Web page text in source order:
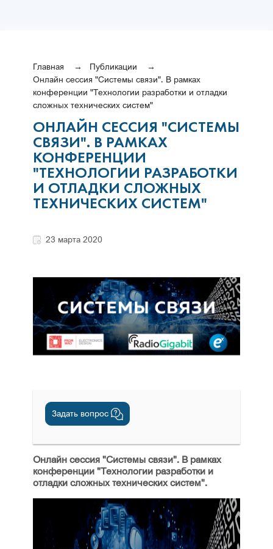
Главная
Публикации
Онлайн сессия "Системы связи". В рамках
конференции "Технологии разработки и отладки
сложных технических систем"
ОНЛАЙН СЕССИЯ "СИСТЕМЫ
СВЯЗИ". В РАМКАХ
КОНФЕРЕНЦИИ
"ТЕХНОЛОГИИ РАЗРАБОТКИ
И ОТЛАДКИ СЛОЖНЫХ
ТЕХНИЧЕСКИХ СИСТЕМ"
23 марта 2020
Онлайн сессия "Системы связи". В рамках
конференции "Технологии разработки и
отладки сложных технических систем".
Задать вопрос